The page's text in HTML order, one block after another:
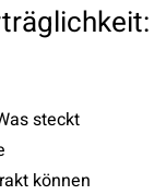
steckt
können